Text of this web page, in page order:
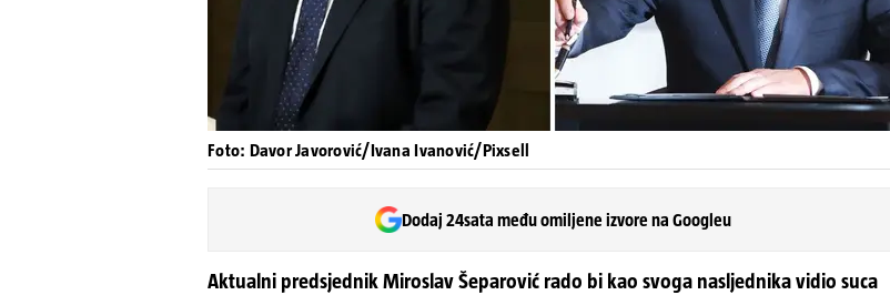
Foto: Davor Javorović/Ivana Ivanović/Pixsell
Dodaj 24sata među omiljene izvore na Googleu
Aktualni predsjednik Miroslav Šeparović rado bi kao svoga nasljednika vidio suca